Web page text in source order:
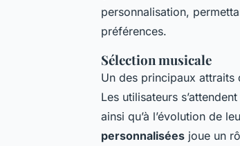
personnalisation,
préférences.
Sélection musicale
Un des principaux attraits
Les utilisateurs
ainsi qu’à l’évolution de
personnalisées joue un